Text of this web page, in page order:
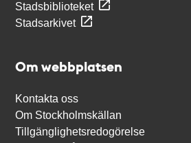
Stadsbiblioteket
Stadsarkivet
Om webbplatsen
Kontakta oss
Om Stockholmskällan
Tillgänglighetsredogörelse